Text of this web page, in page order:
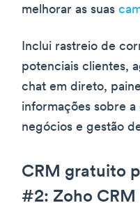
melhorar as suas
Inclui rastreio de
potenciais clientes,
chat em direto,
informações sobre
negócios e gestão
CRM gratuito
#2: Zoho CRM